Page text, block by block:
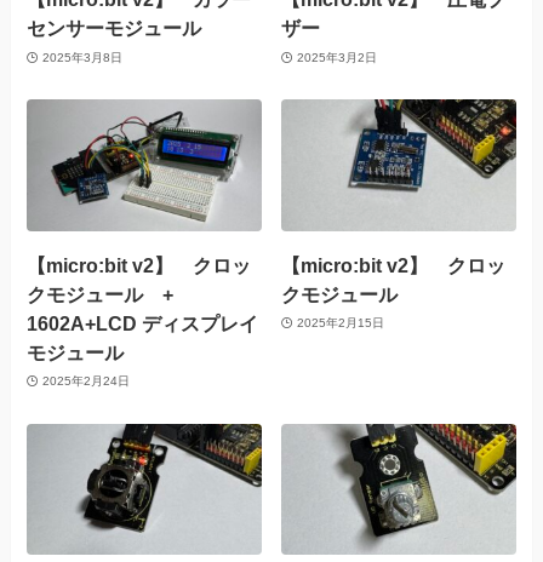
センサーモジュール
2025年3月8日
ザー
2025年3月2日
【micro:bit v2】 クロッ
クモジュール +
1602A+LCD ディスプレイ
モジュール
2025年2月24日
【micro:bit v2】 クロッ
クモジュール
2025年2月15日